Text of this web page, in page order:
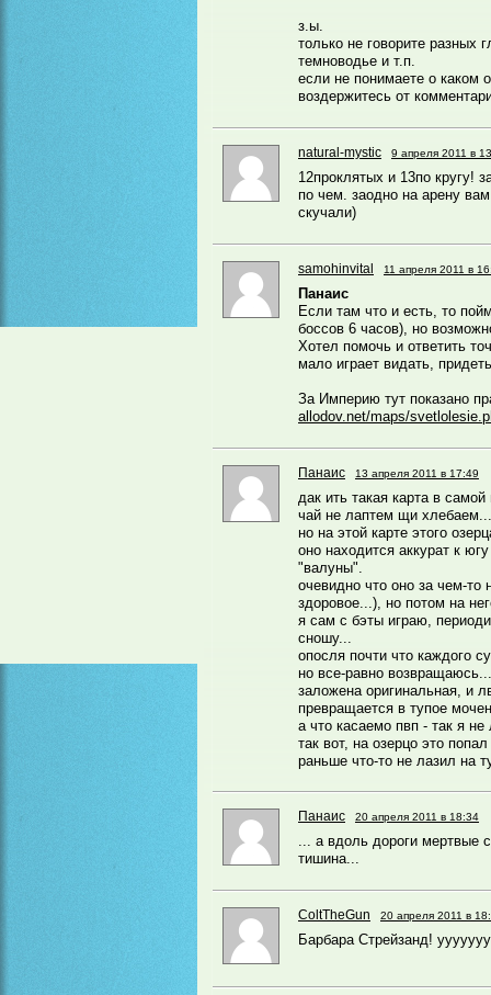
з.ы.
только не говорите разных
темноводье и т.п.
если не понимаете о каком
воздержитесь от
natural-mystic 9 апреля 2011 в
12проклятых и 13по кругу!
по чем. заодно на арену
скучали)
samohinvital 11 апреля 2011 в
Панаис
Если там что и есть, то
боссов 6 часов), но
Хотел помочь и ответить
мало играет видать,
За Империю тут показано
allodov.net/maps/
Панаис 13 апреля 2011 в 17:49
дак ить такая карта в самой
чай не лаптем щи хлебаем...
но на этой карте этого
оно находится аккурат к
"валуны".
очевидно что оно за чем-
здоровое...), но потом на
я сам с бэты играю,
сношу...
опосля почти что каждого
но все-равно
заложена оригинальная, и
превращается в тупое
а что касаемо пвп - так я
так вот, на озерцо это
раньше что-то не лазил на
Панаис 20 апреля 2011 в 18:34
... а вдоль дороги мертвые
тишина...
ColtTheGun 20 апреля 2011 в
Барбара Стрейзанд!